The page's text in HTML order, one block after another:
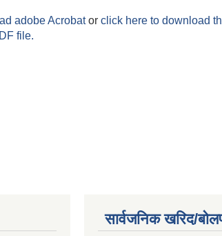
adobe Acrobator click here to download
file.
सार्वजनिक खरिद/